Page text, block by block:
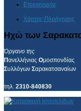
Επικοινωνία
Χάρτης Πλοήγησης
Ηχώ των
Όργανο της
Πανελλήνιας Ομοσπονδίας
Συλλόγων Σαρακατσαναίων
τηλ. 2310-840830